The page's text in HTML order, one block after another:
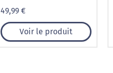
49,99 €
Voir le produit